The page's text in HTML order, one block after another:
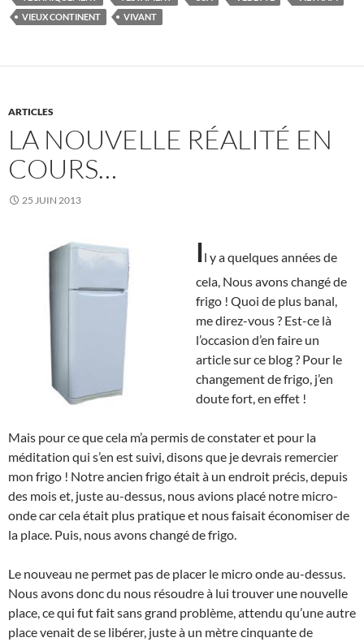
VIEUX CONTINENT
VIVANT
ARTICLES
LA NOUVELLE RÉALITÉ EN
COURS…
25 JUIN 2013
Il y a quelques années de
cela, Nous avons changé de
frigo ! Quoi de plus banal,
me direz-vous ? Est-ce là
l’occasion d’en faire un
article sur ce blog ? Pour le
changement de frigo, j’en
doute fort, en effet !
Mais pour ce que cela m’a permis de constater et pour la
méditation qui s’en est suivi, disons que je devrais remercier
mon frigo ! Notre ancien frigo était à un endroit précis, depuis
des mois et, juste au-dessus, nous avions placé notre micro-
onde car cela était plus pratique et nous faisait économiser de
la place. Puis, nous avons changé de frigo.
Le nouveau ne permet pas de placer le micro onde au-dessus.
Nous avons donc du nous résoudre à lui trouver une nouvelle
place, ce qui fut fait sans grand problème, attendu qu’une autre
place venait de se libérer, juste à un mètre cinquante de